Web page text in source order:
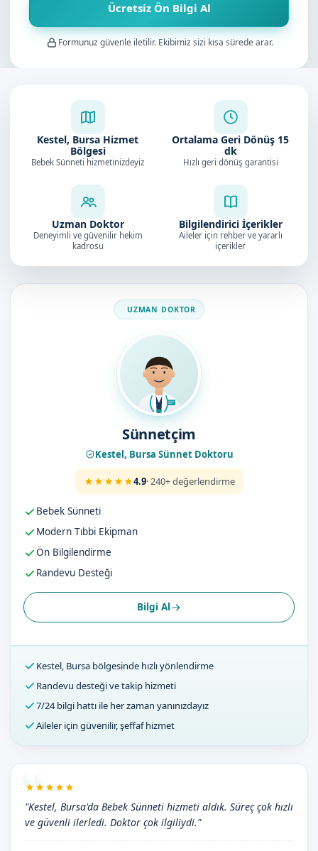
Ücretsiz Ön Bilgi Al
Formunuz güvenle iletilir. Ekibimiz sizi kısa sürede arar.
Kestel, Bursa Hizmet
Bölgesi
Bebek Sünneti hizmetinizdeyiz
Ortalama Geri Dönüş 15
dk
Hızlı geri dönüş garantisi
Uzman Doktor
Deneyimli ve güvenilir hekim
kadrosu
Bilgilendirici İçerikler
Aileler için rehber ve yararlı
içerikler
Doktorumuz
Sünnetçim
Kestel, Bursa Sünnet Doktoru
4.9· 240+ değerlendirme
Bebek Sünneti
Modern Tıbbi Ekipman
Ön Bilgilendirme
Randevu Desteği
Bilgi Al
Kestel, Bursa bölgesinde hızlı yönlendirme
Randevu desteği ve takip hizmeti
7/24 bilgi hattı ile her zaman yanınızdayız
Aileler için güvenilir, şeffaf hizmet
"Kestel, Bursa'da Bebek Sünneti hizmeti aldık. Süreç çok hızlı
ve güvenli ilerledi. Doktor çok ilgiliydi."